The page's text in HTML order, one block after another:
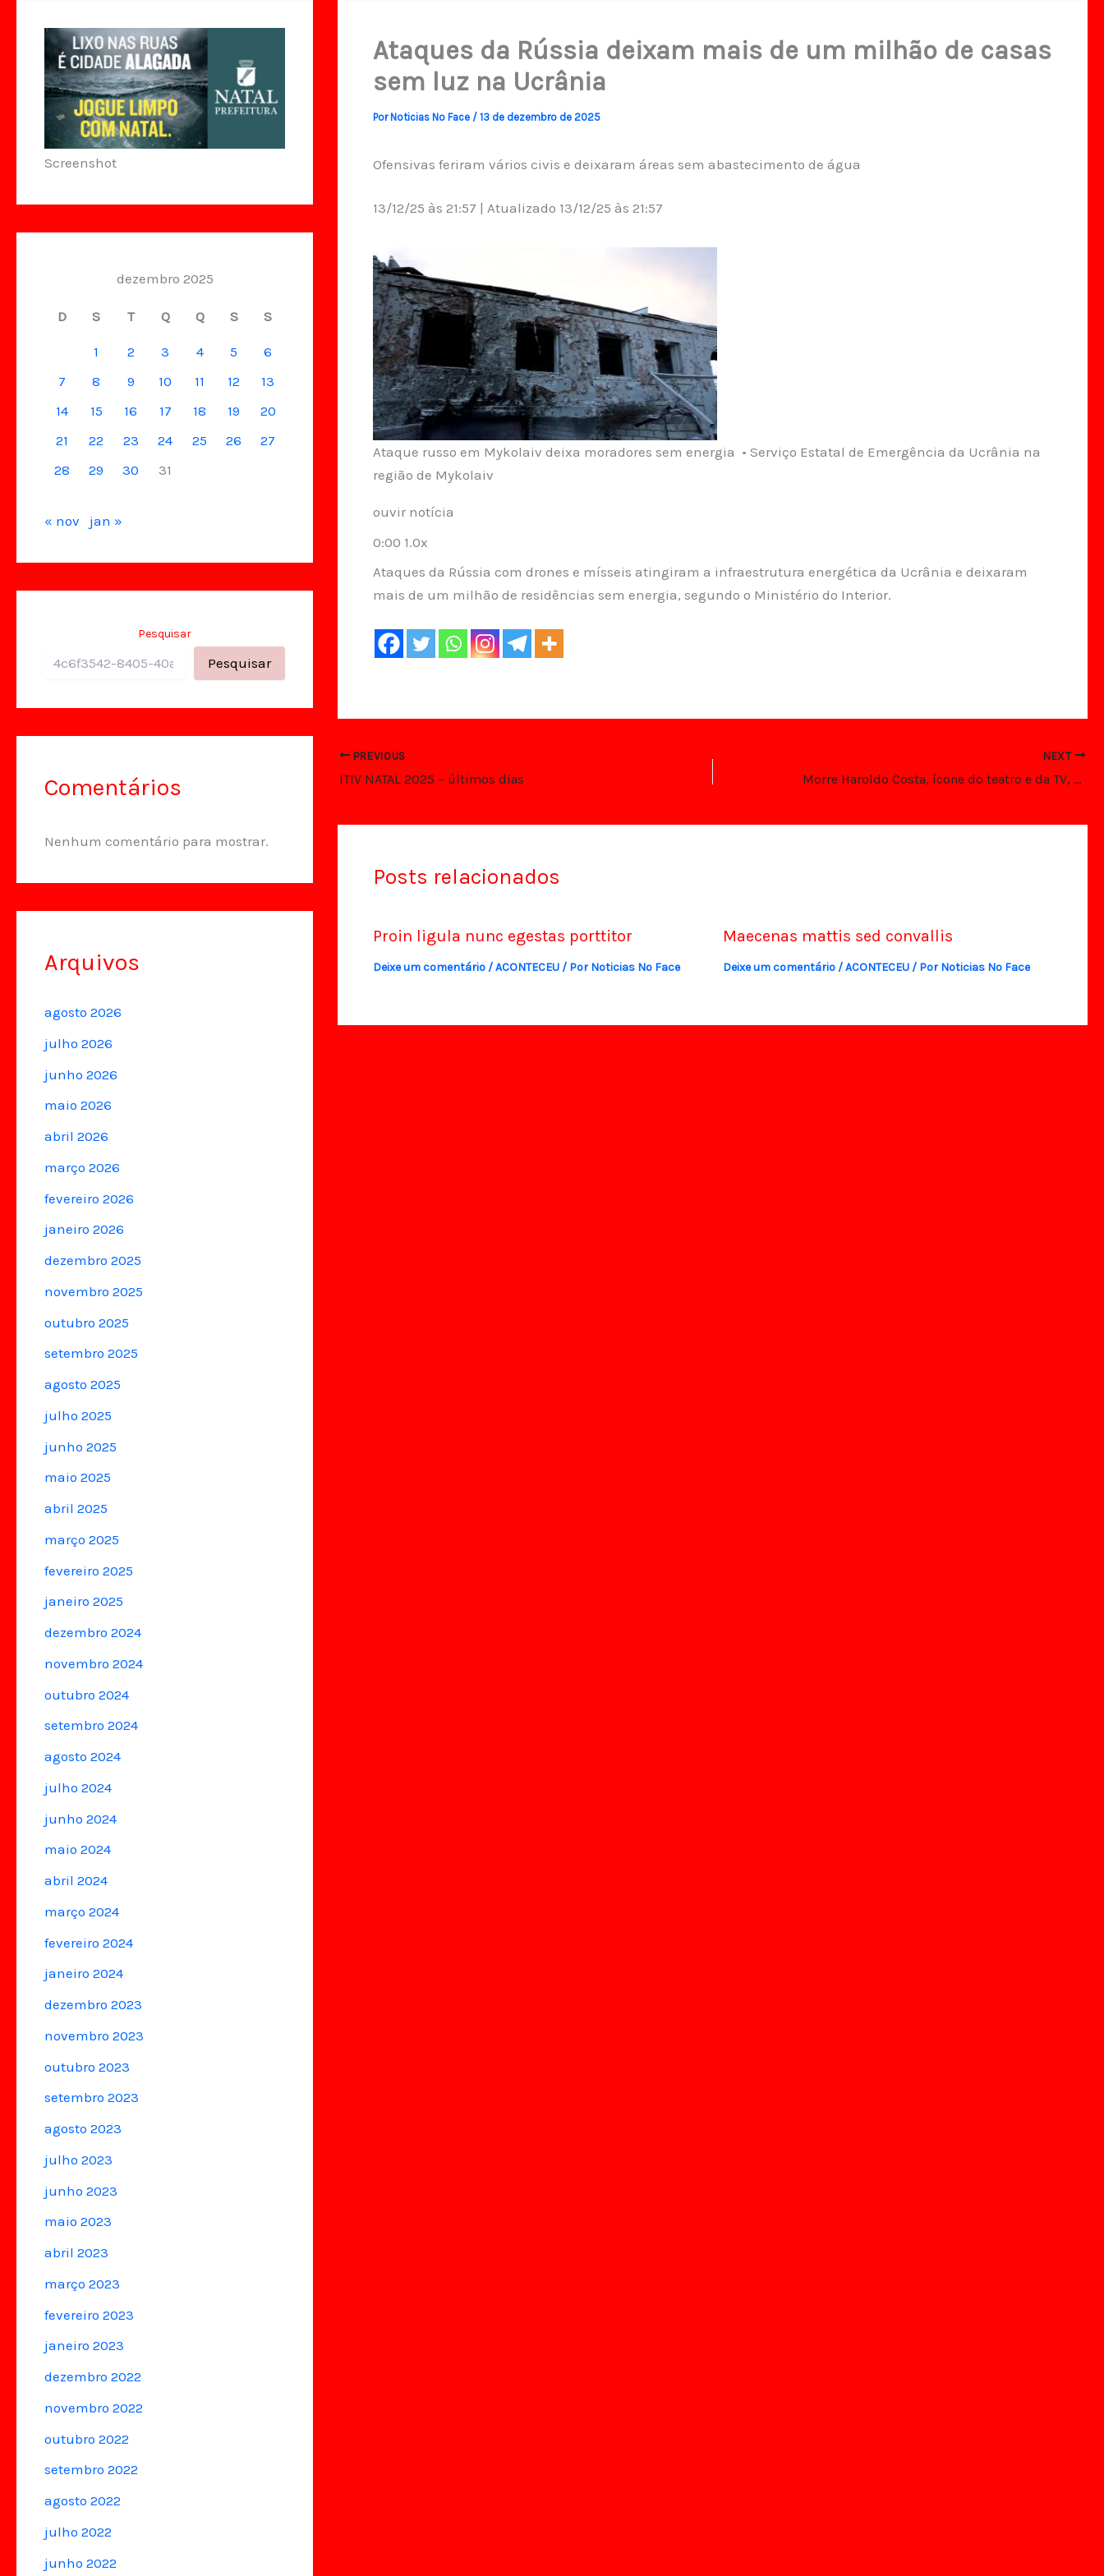
Screenshot
dezembro 2025
D S T Q Q S S
1 2 3 4 5
6
7
8 9 10 11 12
13
14
15 16 17 18 19
20
21
22 23 24 25 26
27
28
29 30 31
« nov jan »
Pesquisar
Pesquisar
Comentários
Nenhum comentário para mostrar.
Arquivos
agosto 2026
julho 2026
junho 2026
maio 2026
abril 2026
março 2026
fevereiro 2026
janeiro 2026
dezembro 2025
novembro 2025
outubro 2025
setembro 2025
agosto 2025
julho 2025
junho 2025
maio 2025
abril 2025
março 2025
fevereiro 2025
janeiro 2025
dezembro 2024
novembro 2024
outubro 2024
setembro 2024
agosto 2024
julho 2024
junho 2024
maio 2024
abril 2024
março 2024
fevereiro 2024
janeiro 2024
dezembro 2023
novembro 2023
outubro 2023
setembro 2023
agosto 2023
julho 2023
junho 2023
maio 2023
abril 2023
março 2023
fevereiro 2023
janeiro 2023
dezembro 2022
novembro 2022
outubro 2022
setembro 2022
agosto 2022
julho 2022
junho 2022
Ataques da Rússia deixam mais de um milhão de casas
sem luz na Ucrânia
PorNoticias No Face / 13 de dezembro de 2025
Ofensivas feriram vários civis e deixaram áreas sem abastecimento de água
13/12/25 às 21:57 | Atualizado 13/12/25 às 21:57
Ataque russo em Mykolaiv deixa moradores sem energia • Serviço Estatal de Emergência da Ucrânia na
região de Mykolaiv
ouvir notícia
0:00 1.0x
Ataques da Rússia com drones e mísseis atingiram a infraestrutura energética da Ucrânia e deixaram
mais de um milhão de residências sem energia, segundo o Ministério do Interior.
PREVIOUS
ITIV NATAL 2025 – últimos dias
NEXT
Morre Haroldo Costa, ícone do teatro e da TV, aos 95 anos
Posts relacionados
Proin ligula nunc egestas porttitor
Deixe um comentário /ACONTECEU/ Por Noticias No Face
Maecenas mattis sed convallis
Deixe um comentário /ACONTECEU / Por Noticias No Face